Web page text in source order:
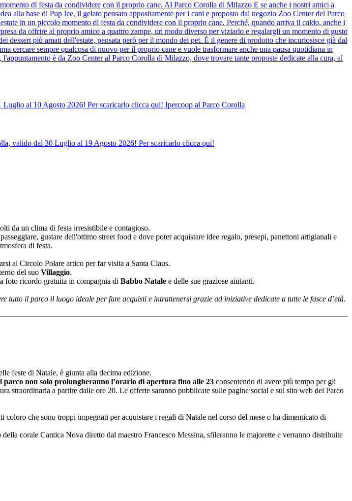
di festa da condividere con il proprio cane. Al Parco Corolla di Milazzo E se anche i nostri amici a
alla base di Pup Ice, il gelato pensato appositamente per i cani e proposto dal negozio Zoo Center del Parco
in un piccolo momento di festa da condividere con il proprio cane. Perché, quando arriva il caldo, anche i
da offrire al proprio amico a quattro zampe, un modo diverso per viziarlo e regalargli un momento di gusto
dessert più amati dell'estate, pensata però per il mondo dei pet. È il genere di prodotto che incuriosisce già dal
cercare sempre qualcosa di nuovo per il proprio cane e vuole trasformare anche una pausa quotidiana in
è da Zoo Center al Parco Corolla di Milazzo, dove trovare tante proposte dedicate alla cura, al
al 10 Agosto 2026! Per scaricarlo clicca qui! Ipercoop al Parco Corolla
valido dal 30 Luglio al 19 Agosto 2026! Per scaricarlo clicca qui!
da un clima di festa irresistibile e contagioso.
gustare dell'ottimo street food e dove poter acquistare idee regalo, presepi, panettoni artigianali e
di festa.
al Circolo Polare artico per far visita a Santa Claus.
del suo Villaggio.
foto ricordo gratuita in compagnia di Babbo Natale e delle sue graziose aiutanti.
tutto il parco il luogo ideale per fare acquisti e intrattenersi grazie ad iniziative dedicate a tutte le fasce d’età.
feste di Natale, è giunta alla decima edizione.
parco non solo prolungheranno l’orario di apertura fino alle 23 consentendo di avere più tempo per gli
straordinaria a partire dalle ore 20. Le offerte saranno pubblicate sulle pagine social e sul sito web del Parco
che sono troppi impegnati per acquistare i regali di Natale nel corso del mese o ha dimenticato di
corale Cantica Nova diretto dal maestro Francesco Messina, sfileranno le majorette e verranno distribuite